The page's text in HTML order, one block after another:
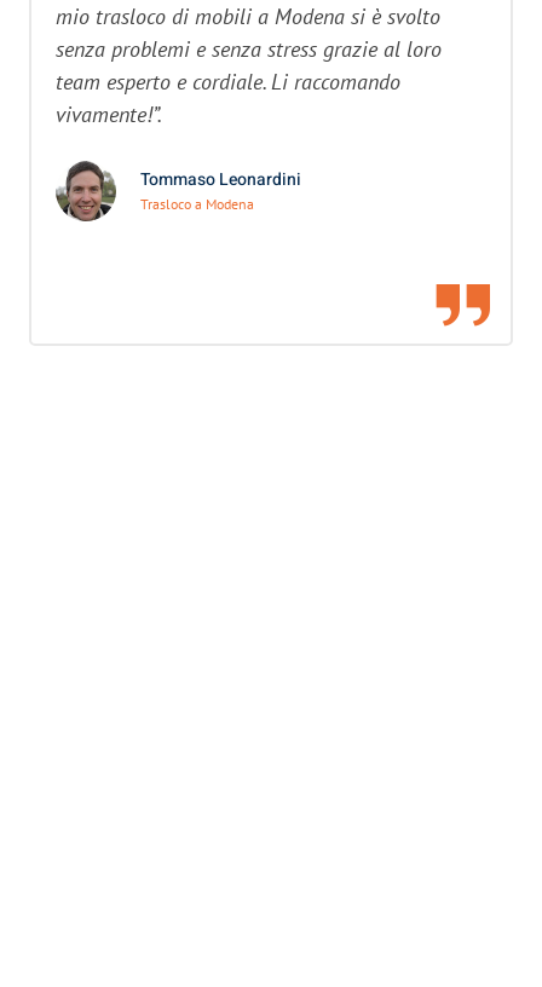
mio trasloco di mobili a Modena si è svolto
senza problemi e senza stress grazie al loro
team esperto e cordiale. Li raccomando
vivamente!”.
Tommaso Leonardini
Trasloco a Modena